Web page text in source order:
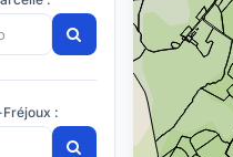
: